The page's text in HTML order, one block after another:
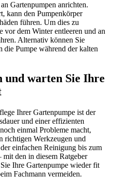
Gartenpumpen anrichten.
kann den Pumpenkörper
führen. Um dies zu
vor dem Winter entleeren und an
Alternativ können Sie
die Pumpe während der kalten
und warten Sie Ihre
Ihrer Gartenpumpe ist der
und einer effizienten
einmal Probleme macht,
richtigen Werkzeugen und
einfachen Reinigung bis zum
den in diesem Ratgeber
Ihre Gartenpumpe wieder fit
Fachmann vermeiden.